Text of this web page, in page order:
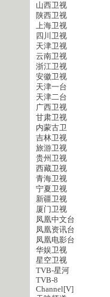
山西卫视
陕西卫视
上海卫视
四川卫视
天津卫视
云南卫视
浙江卫视
安徽卫视
天津一台
天津二台
广西卫视
甘肃卫视
内蒙古卫
吉林卫视
旅游卫视
贵州卫视
西藏卫视
青海卫视
宁夏卫视
新疆卫视
厦门卫视
凤凰中文台
凤凰资讯台
凤凰电影台
华娱卫视
星空卫视
TVB-星河
TVB-8
Channel[V]